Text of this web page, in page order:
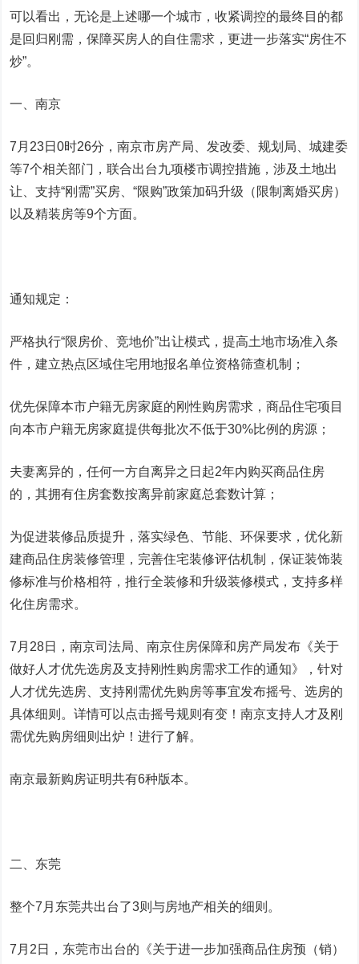
可以看出，无论是上述哪一个城市，收紧调控的最终目的都
是回归刚需，保障买房人的自住需求，更进一步落实“房住不
炒”。
一、南京
7月23日0时26分，南京市房产局、发改委、规划局、城建委
等7个相关部门，联合出台九项楼市调控措施，涉及土地出
让、支持“刚需”买房、“限购”政策加码升级（限制离婚买房）
以及精装房等9个方面。
通知规定：
严格执行“限房价、竞地价”出让模式，提高土地市场准入条
件，建立热点区域住宅用地报名单位资格筛查机制；
优先保障本市户籍无房家庭的刚性购房需求，商品住宅项目
向本市户籍无房家庭提供每批次不低于30%比例的房源；
夫妻离异的，任何一方自离异之日起2年内购买商品住房
的，其拥有住房套数按离异前家庭总套数计算；
为促进装修品质提升，落实绿色、节能、环保要求，优化新
建商品住房装修管理，完善住宅装修评估机制，保证装饰装
修标准与价格相符，推行全装修和升级装修模式，支持多样
化住房需求。
7月28日，南京司法局、南京住房保障和房产局发布《关于
做好人才优先选房及支持刚性购房需求工作的通知》，针对
人才优先选房、支持刚需优先购房等事宜发布摇号、选房的
具体细则。详情可以点击摇号规则有变！南京支持人才及刚
需优先购房细则出炉！进行了解。
南京最新购房证明共有6种版本。
二、东莞
整个7月东莞共出台了3则与房地产相关的细则。
7月2日，东莞市出台的《关于进一步加强商品住房预（销）